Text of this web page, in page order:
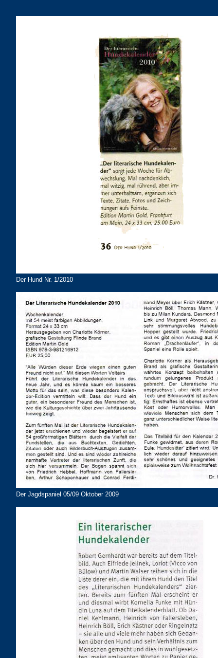
Der Hund Nr. 1/2010
Der Jagdspaniel 05/09 Oktober 2009